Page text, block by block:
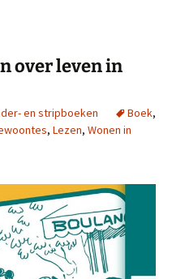
over leven in
en stripboeken Boek,
, Lezen, Wonen in